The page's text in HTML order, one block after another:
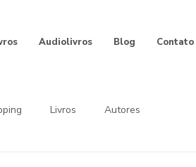
Audiolivros Blog Contato
Livros Autores